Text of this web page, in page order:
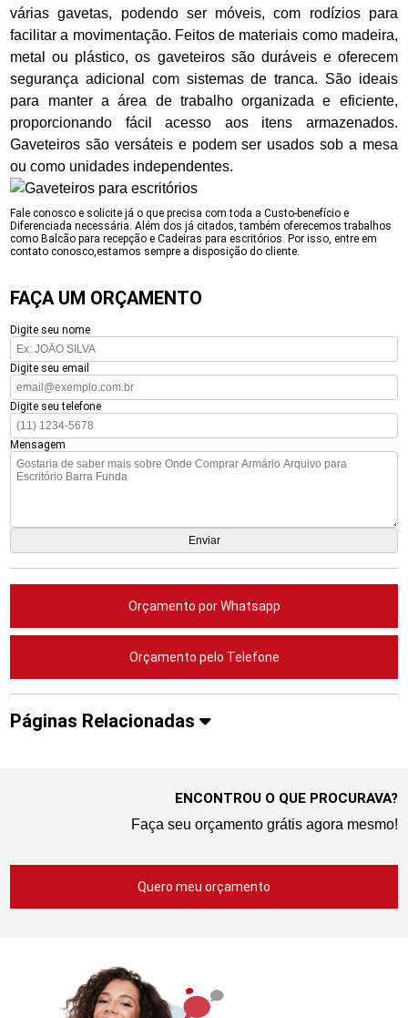
várias gavetas, podendo ser móveis, com rodízios para
facilitar a movimentação. Feitos de materiais como madeira,
metal ou plástico, os gaveteiros são duráveis e oferecem
segurança adicional com sistemas de tranca. São ideais
para manter a área de trabalho organizada e eficiente,
proporcionando fácil acesso aos itens armazenados.
Gaveteiros são versáteis e podem ser usados sob a mesa
ou como unidades independentes.
Fale conosco e solicite já o que precisa com toda a Custo-benefício e
Diferenciada necessária. Além dos já citados, também oferecemos trabalhos
como Balcão para recepção e Cadeiras para escritórios. Por isso, entre em
contato conosco,estamos sempre a disposição do cliente.
FAÇA UM ORÇAMENTO
Digite seu nome
Digite seu email
Digite seu telefone
Mensagem
Orçamento por Whatsapp
Orçamento pelo Telefone
Páginas Relacionadas
ENCONTROU O QUE PROCURAVA?
Faça seu orçamento grátis agora mesmo!
Quero meu orçamento